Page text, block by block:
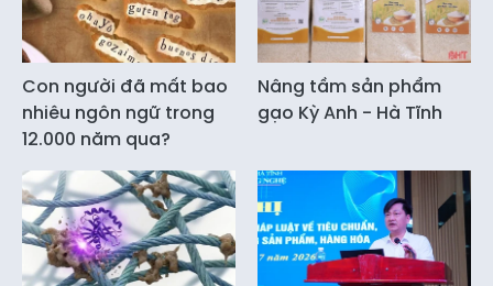
Con người đã mất bao
nhiêu ngôn ngữ trong
12.000 năm qua?
Nâng tầm sản phẩm
gạo Kỳ Anh - Hà Tĩnh